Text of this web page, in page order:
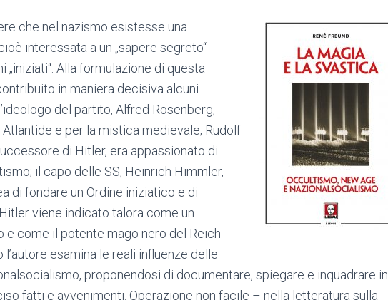
che nel nazismo esistesse una
interessata a un „sapere segreto“
Alla formulazione di questa
in maniera decisiva alcuni
del partito, Alfred Rosenberg,
e per la mistica medievale; Rudolf
di Hitler, era appassionato di
il capo delle SS, Heinrich Himmler,
di fondare un Ordine iniziatico e di
viene indicato talora come un
e come il potente mago nero del Reich
esamina le reali influenze delle
proponendosi di documentare, spiegare e inquadrare in
fatti e avvenimenti. Operazione non facile – nella letteratura sulla